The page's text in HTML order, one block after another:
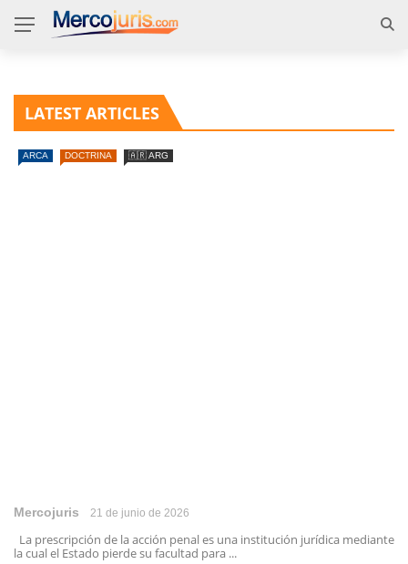
LATEST ARTICLES
ARCA DOCTRINA 🇦🇷 ARG
Mercojuris 21 de junio de 2026
La prescripción de la acción penal es una institución jurídica mediante
la cual el Estado pierde su facultad para ...